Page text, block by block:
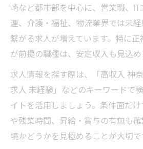
崎など都市部を中心に、営業職、IT
連、介護・福祉、物流業界では未
繋がる求人が増えています。特に
が前提の職種は、安定収入も見込め
求人情報を探す際は、「高収入 神
求人 未経験」などのキーワードで
イトを活用しましょう。条件面だ
や残業時間、昇給・賞与の有無も
境かどうかを見極めることが大切で